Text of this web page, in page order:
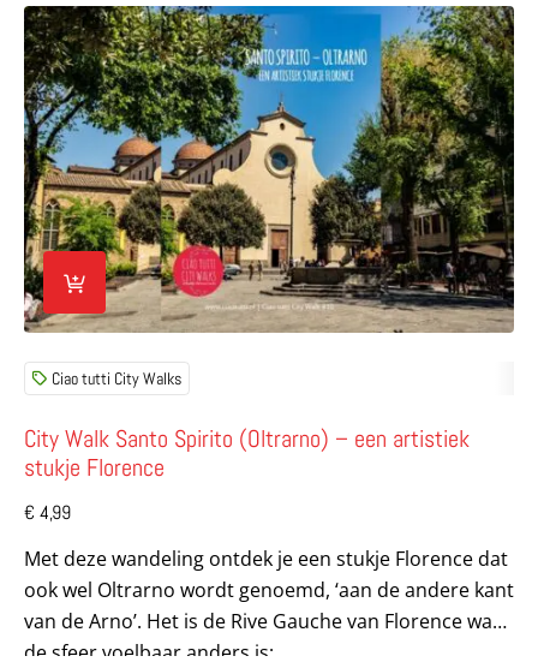
‘Florence...
Ciao tutti City Walks
City Walk Santo Spirito (Oltrarno) – een artistiek
stukje Florence
Lees meer over City Walk Santo Spirito (Oltrarno) – een
€ 4,99
Met deze wandeling ontdek je een stukje Florence dat
ook wel Oltrarno wordt genoemd, ‘aan de andere kant
van de Arno’. Het is de Rive Gauche van Florence waar
de sfeer voelbaar anders is;...